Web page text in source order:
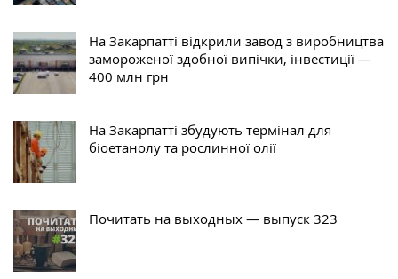
На Закарпатті відкрили завод з виробництва
замороженої здобної випічки, інвестиції —
400 млн грн
На Закарпатті збудують термінал для
біоетанолу та рослинної олії
Почитать на выходных — выпуск 323